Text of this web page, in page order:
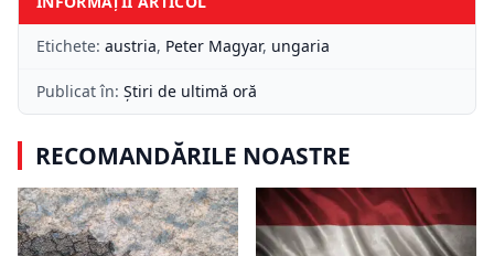
Etichete: austria, Peter Magyar, ungaria
Publicat în: Știri de ultimă oră
RECOMANDĂRILE NOASTRE